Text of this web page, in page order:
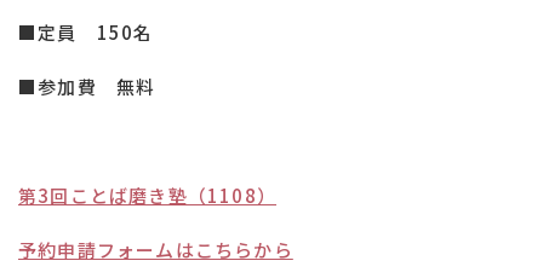
■定員 150名
■参加費 無料
第3回ことば磨き塾（1108）
予約申請フォームはこちらから